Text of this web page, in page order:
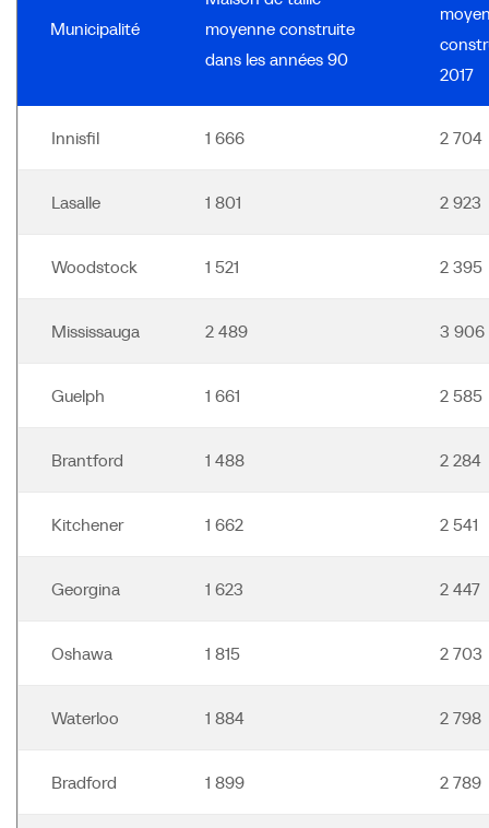
Municipalité
moyenne construite
dans les années 90
2017
Innisfil 1 666 2 704
Lasalle 1 801 2 923
Woodstock 1 521 2 395
Mississauga 2 489 3 906
Guelph 1 661 2 585
Brantford 1 488 2 284
Kitchener 1 662 2 541
Georgina 1 623 2 447
Oshawa 1 815 2 703
Waterloo 1 884 2 798
Bradford 1 899 2 789